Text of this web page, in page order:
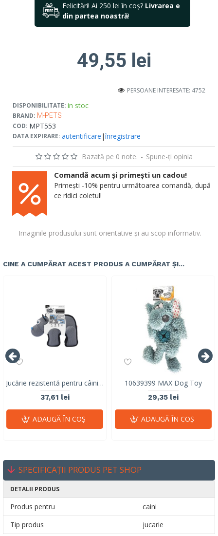
Felicitări! Ai 250 lei în coș? Livrarea e
din partea noastră!
DISPONIBILITATE: in stoc
BRAND: M-PETS
COD: MPT553
DATA EXPIRARE: autentificare |înregistrare
PERSOANE INTERESATE: 4752
Bazată pe 0 note. - Spune-ţi opinia
49,55 lei
Imaginile produsului sunt orientative și au scop informativ.
Comandă acum și primești un cadou!
Primești -10% pentru următoarea comandă, după
ce ridici coletul!
CINE A CUMPĂRAT ACEST PRODUS A CUMPĂRAT ȘI...
Jucărie rezistentă pentru câini M-PETS MEGA Hippopotamus cu squeaker 10671499
37,61 lei
ADAUGĂ ÎN COŞ
10639399 MAX Dog Toy
29,35 lei
ADAUGĂ ÎN COŞ
SPECIFICAȚII PRODUS PET SHOP
DETALII PRODUS
Produs pentru
caini
Tip produs
jucarie